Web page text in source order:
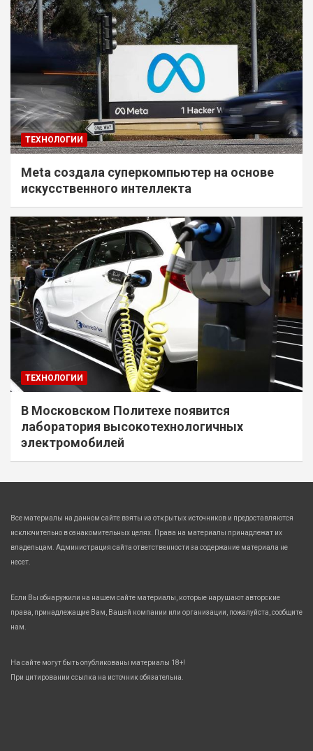
ТЕХНОЛОГИИ
Meta создала суперкомпьютер на основе
искусственного интеллекта
ТЕХНОЛОГИИ
В Московском Политехе появится
лаборатория высокотехнологичных
электромобилей
Все материалы на данном сайте взяты из открытых источников и предоставляются
исключительно в ознакомительных целях. Права на материалы принадлежат их
владельцам. Администрация сайта ответственности за содержание материала не
несет.
Если Вы обнаружили на нашем сайте материалы, которые нарушают авторские
права, принадлежащие Вам, Вашей компании или организации, пожалуйста, сообщите
нам.
На сайте могут быть опубликованы материалы 18+!
При цитировании ссылка на источник обязательна.